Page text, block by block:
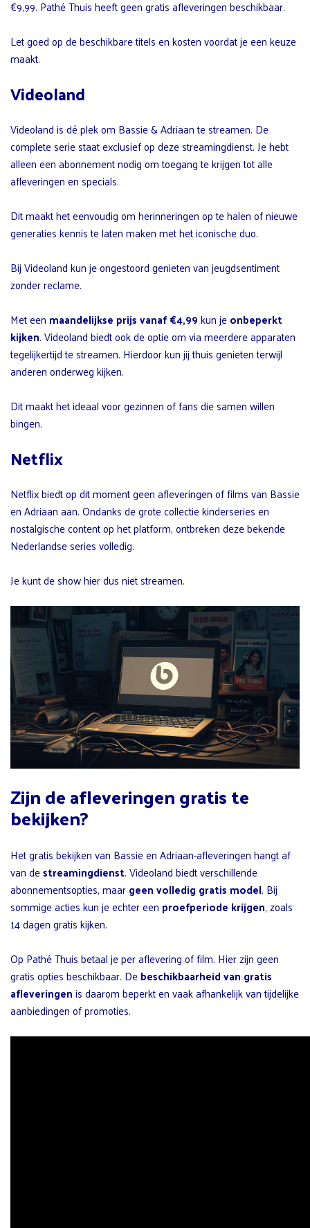
€9,99. Pathé Thuis heeft geen gratis afleveringen beschikbaar.
Let goed op de beschikbare titels en kosten voordat je een keuze
maakt.
Videoland
Videoland is dé plek om Bassie & Adriaan te streamen. De
complete serie staat exclusief op deze streamingdienst. Je hebt
alleen een abonnement nodig om toegang te krijgen tot alle
afleveringen en specials.
Dit maakt het eenvoudig om herinneringen op te halen of nieuwe
generaties kennis te laten maken met het iconische duo.
Bij Videoland kun je ongestoord genieten van jeugdsentiment
zonder reclame.
Met een maandelijkse prijs vanaf €4,99kun jeonbeperkt
kijken. Videoland biedt ook de optie om via meerdere apparaten
tegelijkertijd te streamen. Hierdoor kun jij thuis genieten terwijl
anderen onderweg kijken.
Dit maakt het ideaal voor gezinnen of fans die samen willen
bingen.
Netflix
Netflix biedt op dit moment geen afleveringen of films van Bassie
en Adriaan aan. Ondanks de grote collectie kinderseries en
nostalgische content op het platform, ontbreken deze bekende
Nederlandse series volledig.
Je kunt de show hier dus niet streamen.
Zijn de afleveringen gratis te
bekijken?
Het gratis bekijken van Bassie en Adriaan-afleveringen hangt af
van destreamingdienst. Videoland biedt verschillende
abonnementsopties, maargeen volledig gratis model. Bij
sommige acties kun je echter een proefperiode krijgen, zoals
14 dagen gratis kijken.
Op Pathé Thuis betaal je per aflevering of film. Hier zijn geen
gratis opties beschikbaar. Debeschikbaarheid van gratis
afleveringenis daarom beperkt en vaak afhankelijk van tijdelijke
aanbiedingen of promoties.